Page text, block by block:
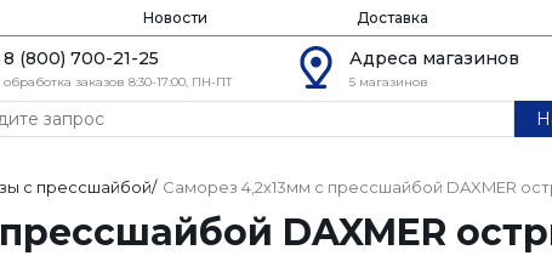
Новости Доставка
8 (800) 700-21-25
обработка заказов 8:30-17:00, ПН-ПТ
Адреса магазинов
5 магазинов
с прессшайбой/ Саморез 4,2х13мм с прессшайбой DAXMER
DAXMER